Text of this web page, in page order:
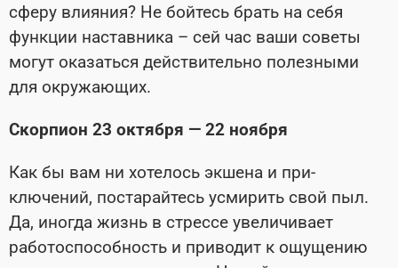
сферу влияния? Не бойтесь брать на себя
функции наставника – сей­ час ваши советы
могут оказаться действительно полезными
для окружающих.
Скорпион 23 октября — 22 ноября
Как бы вам ни хотелось экшена и при­
ключений, постарайтесь усмирить свой пыл.
Да, иногда жизнь в стрессе увели­чивает
работоспособность и приводит к ощущению